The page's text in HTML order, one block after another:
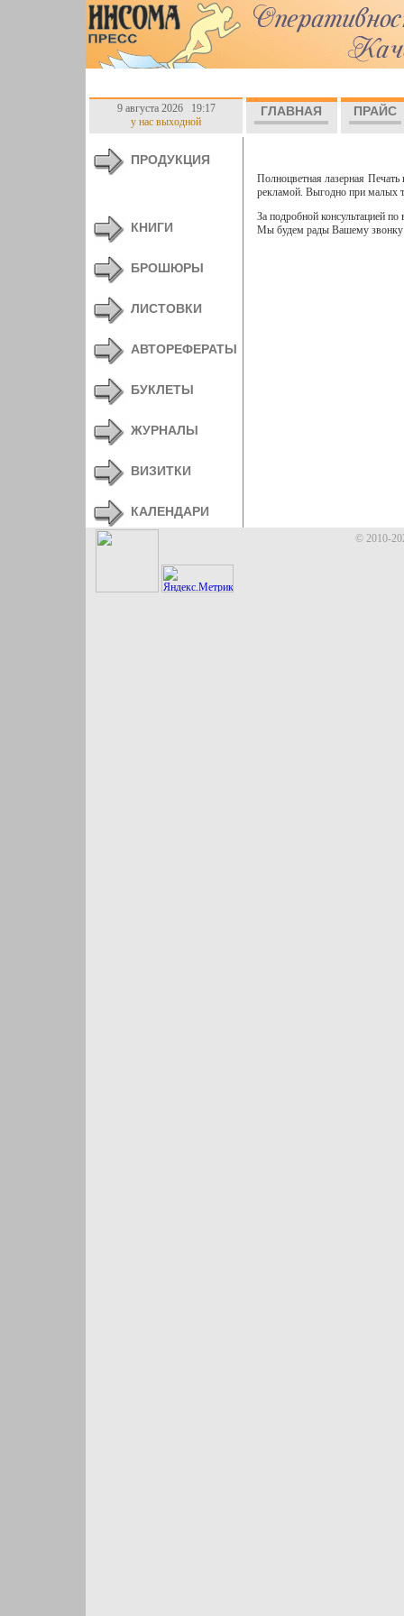
9 августа 2026 19:17
у нас выходной
ГЛАВНАЯ ПРАЙС
ПРОДУКЦИЯ
КНИГИ
БРОШЮРЫ
ЛИСТОВКИ
АВТОРЕФЕРАТЫ
БУКЛЕТЫ
ЖУРНАЛЫ
ВИЗИТКИ
КАЛЕНДАРИ
Полноцветная лазерная
рекламой. Выгодно при малых
За подробной консультацией
Мы будем рады Вашему
© 2010-